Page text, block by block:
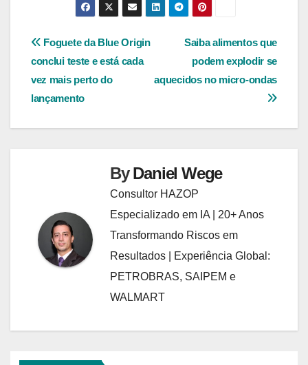
Navegação
de
Post
Saiba alimentos que
podem explodir se
aquecidos no micro-ondas
Foguete da Blue Origin
conclui teste e está cada
vez mais perto do
lançamento
ByDaniel Wege
Consultor HAZOP
Especializado em IA | 20+ Anos
Transformando Riscos em
Resultados | Experiência Global:
PETROBRAS, SAIPEM e
WALMART